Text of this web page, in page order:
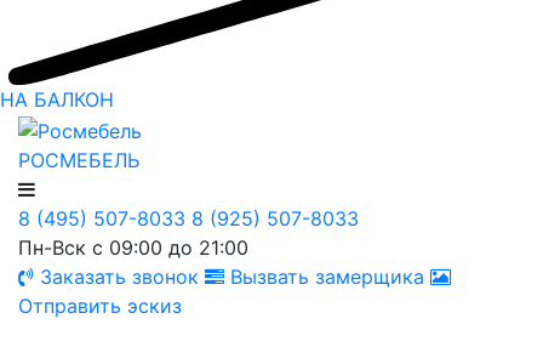
НА БАЛКОН
РОСМЕБЕЛЬ
8 (495) 507-8033 8 (925) 507-8033
Пн-Вск с 09:00 до 21:00
Заказать звонок
Вызвать замерщика
Отправить эскиз